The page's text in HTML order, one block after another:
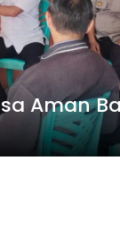
Aman